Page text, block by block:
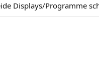
Displays/Programme